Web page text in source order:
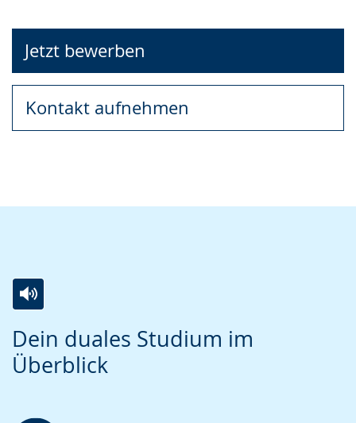
Jetzt bewerben
Kontakt aufnehmen
Dein duales Studium im
Überblick
Leichten
Sprache
Audio-
Unterstützung.
Video
in